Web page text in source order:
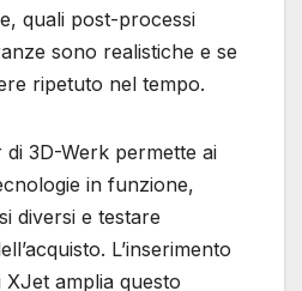
quali post-processi
sono realistiche e se
ripetuto nel tempo.
di 3D-Werk permette ai
in funzione,
diversi e testare
L’inserimento
XJet amplia questo